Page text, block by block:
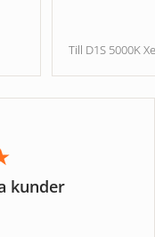
Till D1S 5000K
kunder